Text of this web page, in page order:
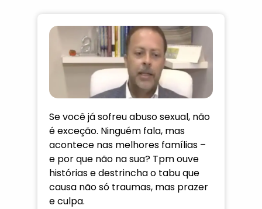
Se você já sofreu abuso sexual, não
é exceção. Ninguém fala, mas
acontece nas melhores famílias –
e por que não na sua? Tpm ouve
histórias e destrincha o tabu que
causa não só traumas, mas prazer
e culpa.